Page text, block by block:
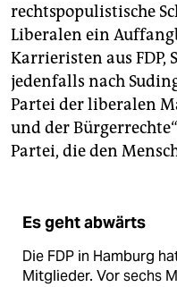
rechtspopulistische
Liberalen ein
Karrieristen aus FDP,
jedenfalls nach
Partei der liberalen
und der
Partei, die den
Es geht abwärts
Die FDP in Hamburg
Mitglieder. Vor sechs